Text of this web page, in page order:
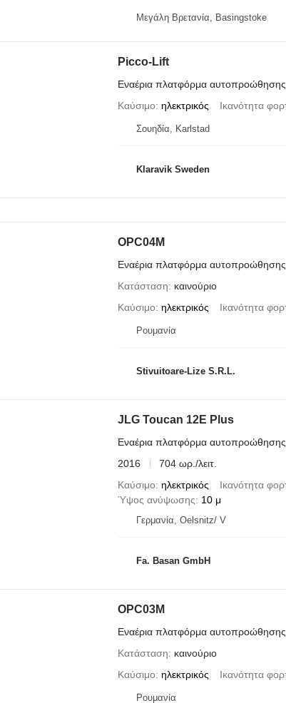
Μεγάλη Βρετανία, Basingstoke
Picco-Lift
Εναέρια πλατφόρμα αυτοπροώθησης
Καύσιμο ηλεκτρικός Ικανότητα
Σουηδία, Karlstad
Klaravik Sweden
OPC04M
Εναέρια πλατφόρμα αυτοπροώθησης
Κατάσταση
καινούριο
Καύσιμο ηλεκτρικός Ικανότητα
Ρουμανία
Stivuitoare-Lize S.R.L.
JLG Toucan 12E Plus
Εναέρια πλατφόρμα αυτοπροώθησης
2016
704 ωρ./λειτ.
Καύσιμο ηλεκτρικός Ικανότητα
Ύψος ανύψωσης
10 μ
Γερμανία, Oelsnitz/ V
Fa. Basan GmbH
OPC03M
Εναέρια πλατφόρμα αυτοπροώθησης
Κατάσταση
καινούριο
Καύσιμο ηλεκτρικός Ικανότητα
Ρουμανία